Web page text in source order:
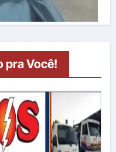
pra Você!